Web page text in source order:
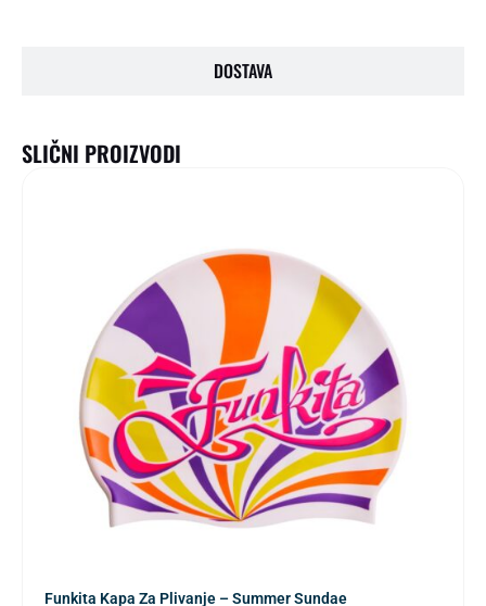
DOSTAVA
SLIČNI PROIZVODI
Funkita Kapa Za Plivanje – Summer Sundae